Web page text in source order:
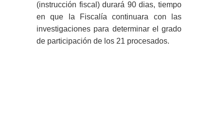
(instrucción fiscal) durará 90 dias, tiempo
en que la Fiscalía continuara con las
investigaciones para determinar el grado
de participación de los 21 procesados.